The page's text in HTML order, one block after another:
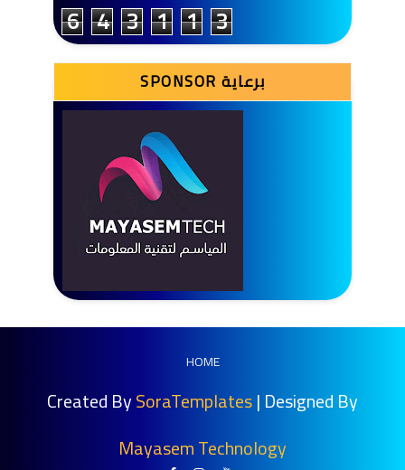
6 4 3 1 1 3
SPONSOR برعاية
HOME
Created BySoraTemplates| Designed By
Mayasem Technology